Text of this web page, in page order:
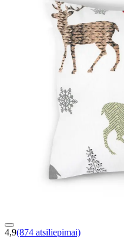
4,9(874 atsiliepimai)